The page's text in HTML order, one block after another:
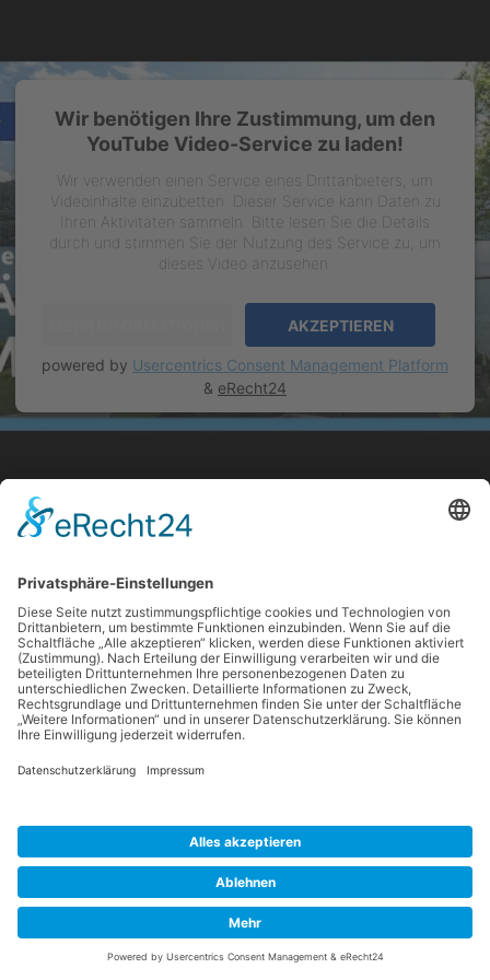
Wir benötigen Ihre Zustimmung, um den
YouTube Video-Service zu laden!
Wir verwenden einen Service eines Drittanbieters, um
Videoinhalte einzubetten. Dieser Service kann Daten zu
Ihren Aktivitäten sammeln. Bitte lesen Sie die Details
durch und stimmen Sie der Nutzung des Service zu, um
dieses Video anzusehen.
AKZEPTIEREN
powered by Usercentrics Consent Management Platform
& eRecht24